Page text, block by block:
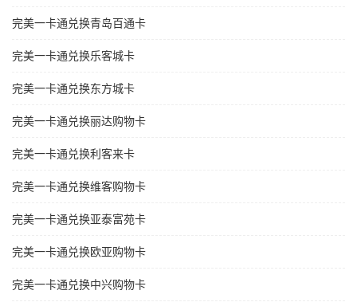
完美一卡通兑换青岛百通卡
完美一卡通兑换乐客城卡
完美一卡通兑换东方城卡
完美一卡通兑换丽达购物卡
完美一卡通兑换利客来卡
完美一卡通兑换维客购物卡
完美一卡通兑换亚泰富苑卡
完美一卡通兑换欧亚购物卡
完美一卡通兑换中兴购物卡